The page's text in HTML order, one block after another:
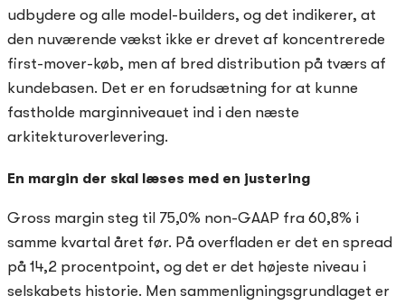
udbydere og alle model-builders, og det indikerer, at
den nuværende vækst ikke er drevet af koncentrerede
first-mover-køb, men af bred distribution på tværs af
kundebasen. Det er en forudsætning for at kunne
fastholde marginniveauet ind i den næste
arkitekturoverlevering.
En margin der skal læses med en justering
Gross margin steg til 75,0% non-GAAP fra 60,8% i
samme kvartal året før. På overfladen er det en spread
på 14,2 procentpoint, og det er det højeste niveau i
selskabets historie. Men sammenligningsgrundlaget er